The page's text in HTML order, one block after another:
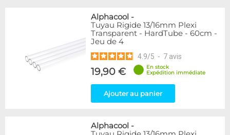
Alphacool -
Tuyau Rigide 13/16mm Plexi
Transparent - HardTube - 60cm -
Jeu de 4
4.9/5 - 7 avis
19,90 €
En stock
Expédition immédiate
Ajouter au panier
Alphacool -